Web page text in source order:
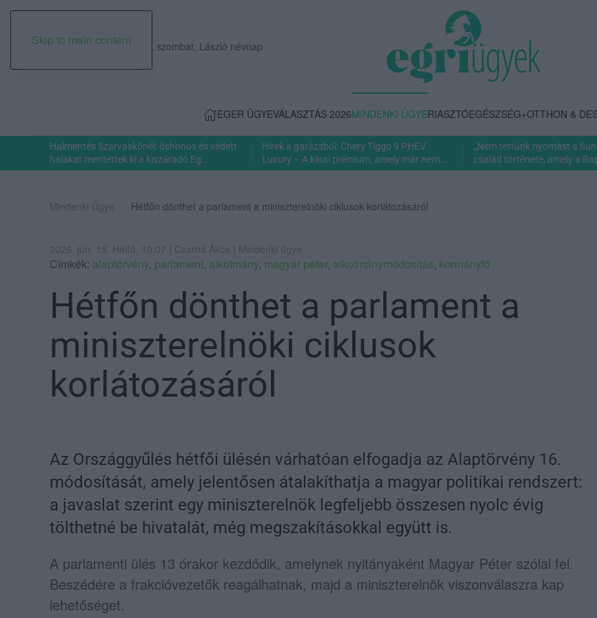
Skip to main content
2026. augusztus 08., szombat, László névnap
EGER ÜGYEVÁLASZTÁS 2026MINDENKI ÜGYERIASZTÓEGÉSZSÉG+OTTHON &
Halmentés Szarvaskőnél: őshonos és védett
halakat mentettek ki a kiszáradó Eg...
Hírek a garázsból: Chery Tiggo 9 PHEV
Luxury – A kínai prémium, amely már nem...
„Nem tettünk nyomást a
család története, amely a
Mindenki Ügye Hétfőn dönthet a parlament a miniszterelnöki ciklusok korlátozásáról
2026. jún. 15. Hétfő, 10:07 | Csarnó Ákos | Mindenki ügye
Címkék: alaptörvény, parlament, alkotmány, magyar péter, alkotmánymódosítás, kormányfő
Hétfőn dönthet a parlament a
miniszterelnöki ciklusok
korlátozásáról
Az Országgyűlés hétfői ülésén várhatóan elfogadja az Alaptörvény 16.
módosítását, amely jelentősen átalakíthatja a magyar politikai rendszert:
a javaslat szerint egy miniszterelnök legfeljebb összesen nyolc évig
tölthetné be hivatalát, még megszakításokkal együtt is.
A parlamenti ülés 13 órakor kezdődik, amelynek nyitányaként Magyar Péter szólal fel.
Beszédére a frakcióvezetők reagálhatnak, majd a miniszterelnök viszonválaszra kap
lehetőséget.